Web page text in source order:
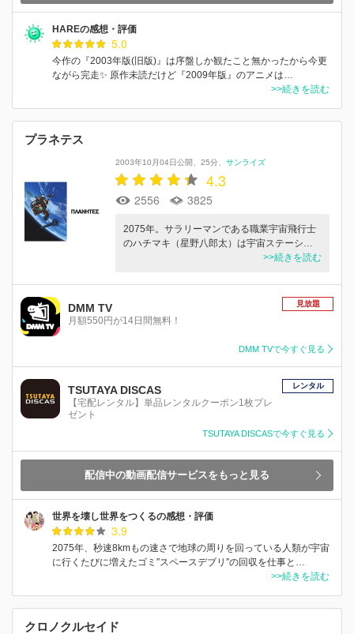
HAREの感想・評価
5.0
今作の『2003年版(旧版)』は序盤しか観たこと無かったから今更
ながら完走✨ 原作未読だけど『2009年版』のアニメは…
>>続きを読む
プラネテス
2003年10月04日公開 25分 サンライズ
4.3
2556 3825
2075年。サラリーマンである職業宇宙飛行士
のハチマキ（星野八郎太）は宇宙ステーシ…
>>続きを読む
DMM TV
月額550円が14日間無料！
見放題
DMM TVで今すぐ見る
TSUTAYA DISCAS
【宅配レンタル】単品レンタルクーポン1枚プレ
ゼント
レンタル
TSUTAYA DISCASで今すぐ見る
配信中の動画配信サービスをもっと見る
世界を壊し世界をつくるの感想・評価
3.9
2075年、秒速8kmもの速さで地球の周りを回っている人類が宇宙
に行くたびに増えたゴミ″スペースデブリ″の回収を仕事と…
>>続きを読む
クロノクルセイド